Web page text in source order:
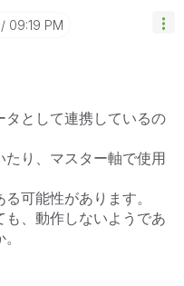
09:19 PM
タとして連携しているの
り、マスター軸で使用
可能性があります。
、動作しないようであ